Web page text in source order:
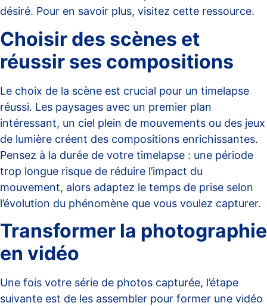
désiré. Pour en savoir plus, visitez cette ressource.
Choisir des scènes et
réussir ses compositions
Le choix de la scène est crucial pour un timelapse
réussi. Les paysages avec un premier plan
intéressant, un ciel plein de mouvements ou des jeux
de lumière créent des compositions enrichissantes.
Pensez à la durée de votre timelapse : une période
trop longue risque de réduire l’impact du
mouvement, alors adaptez le temps de prise selon
l’évolution du phénomène que vous voulez capturer.
Transformer la photographie
en vidéo
Une fois votre série de photos capturée, l’étape
suivante est de les assembler pour former une vidéo